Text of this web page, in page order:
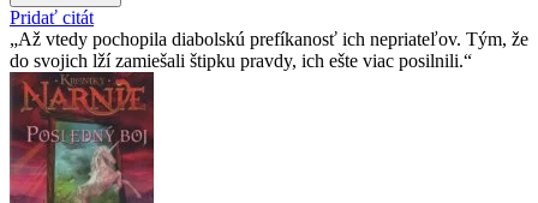
Pridať citát
Až vtedy pochopila diabolskú prefíkanosť ich nepriateľov. Tým, že
do svojich lží zamiešali štipku pravdy, ich ešte viac posilnili.